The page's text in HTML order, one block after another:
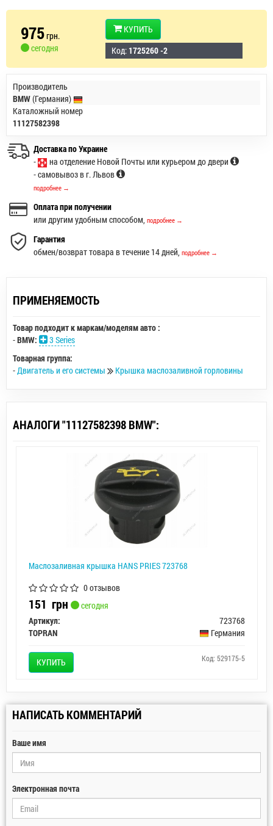
975грн.
сегодня
КУПИТЬ
Код: 1725260 -2
Производитель
BMW(Германия)
Каталожный номер
11127582398
Доставка по Украине
-
на отделение Новой Почты или курьером до двери
- самовывоз в г. Львов
подробнее →
Оплата при получении
или другим удобным способом, подробнее →
Гарантия
обмен/возврат товара в течение 14 дней, подробнее →
ПРИМЕНЯЕМОСТЬ
Товар подходит к маркам/моделям авто :
-BMW:
3 Series
Товарная группа:
-Двигатель и его системы Крышка маслозаливной горловины
АНАЛОГИ "11127582398 BMW":
Маслозаливная крышка HANS PRIES 723768
0 отзывов
151 грн
сегодня
Артикул:
723768
TOPRAN
Германия
КУПИТЬ Код: 529175-5
НАПИСАТЬ КОММЕНТАРИЙ
Ваше имя
Электронная почта